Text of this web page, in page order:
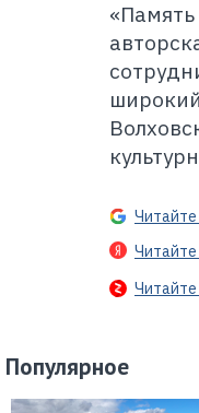
Читайте
Популярное